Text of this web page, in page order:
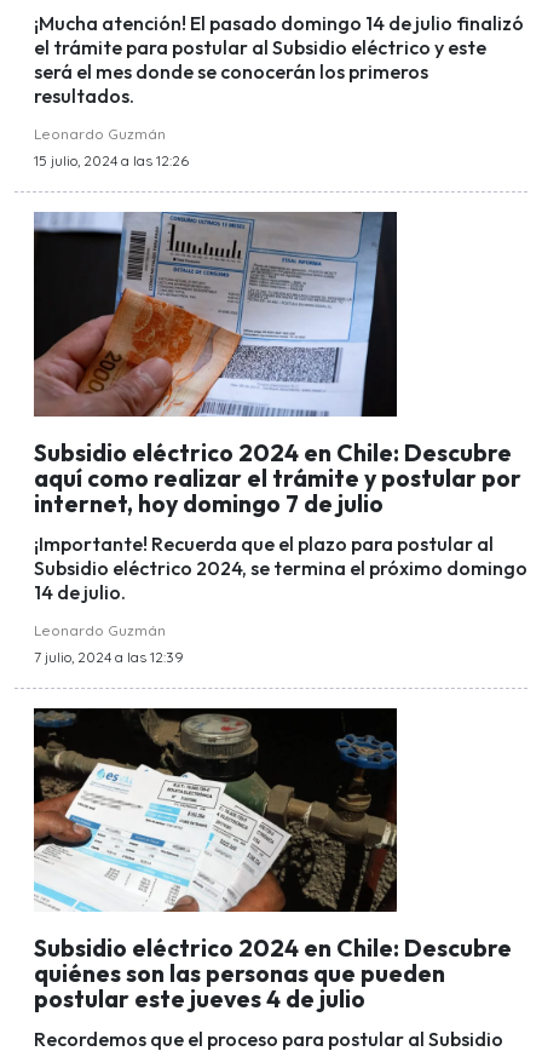
¡Mucha atención! El pasado domingo 14 de julio finalizó
el trámite para postular al Subsidio eléctrico y este
será el mes donde se conocerán los primeros
resultados.
Leonardo Guzmán
15 julio, 2024 a las 12:26
Subsidio eléctrico 2024 en Chile: Descubre
aquí como realizar el trámite y postular por
internet, hoy domingo 7 de julio
¡Importante! Recuerda que el plazo para postular al
Subsidio eléctrico 2024, se termina el próximo domingo
14 de julio.
Leonardo Guzmán
7 julio, 2024 a las 12:39
Subsidio eléctrico 2024 en Chile: Descubre
quiénes son las personas que pueden
postular este jueves 4 de julio
Recordemos que el proceso para postular al Subsidio